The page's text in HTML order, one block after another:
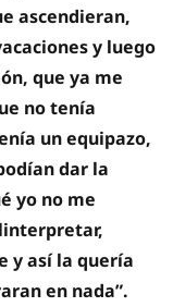
ascendieran,
y luego
que ya me
no tenía
un equipazo,
dar la
yo no me
y así la quería
en nada”.